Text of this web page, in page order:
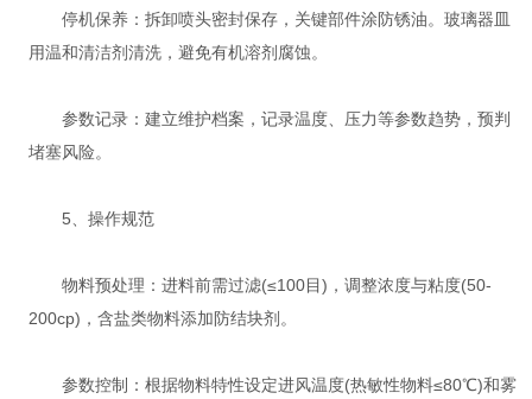
‌停机保养‌：拆卸喷头密封保存，关键部件涂防锈油‌。玻璃器皿
用温和清洁剂清洗，避免有机溶剂腐蚀。
‌参数记录‌：建立维护档案，记录温度、压力等参数趋势，预判
堵塞风险‌。
5、操作规范‌
‌物料预处理‌：进料前需过滤(≤100目)，调整浓度与粘度(50-
200cp)，含盐类物料添加防结块剂‌。
‌参数控制‌：根据物料特性设定进风温度(热敏性物料≤80℃)和雾